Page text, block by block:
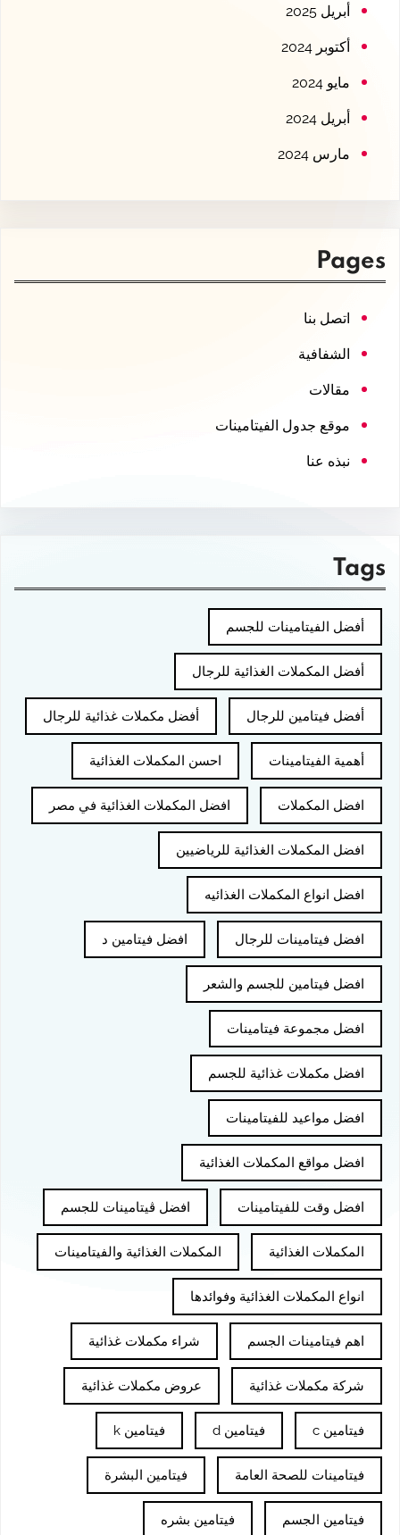
أبريل 2025
أكتوبر 2024
مايو 2024
أبريل 2024
مارس 2024
Pages
اتصل بنا
الشفافية
مقالات
موقع جدول الفيتامينات
نبذه عنا
Tags
أفضل الفيتامينات للجسم
أفضل المكملات الغذائية للرجال
أفضل فيتامين للرجال أفضل مكملات غذائية للرجال
أهمية الفيتامينات احسن المكملات الغذائية
افضل المكملات افضل المكملات الغذائية في مصر
افضل المكملات الغذائية للرياضيين
افضل انواع المكملات الغذائيه
افضل فيتامينات للرجال افضل فيتامين د
افضل فيتامين للجسم والشعر
افضل مجموعة فيتامينات
افضل مكملات غذائية للجسم
افضل مواعيد للفيتامينات
افضل مواقع المكملات الغذائية
افضل وقت للفيتامينات افضل ڤيتامينات للجسم
المكملات الغذائية المكملات الغذائية والفيتامينات
انواع المكملات الغذائية وفوائدها
اهم فيتامينات الجسم شراء مكملات غذائية
شركة مكملات غذائية عروض مكملات غذائية
فيتامين c فيتامين d فيتامين k
فيتامينات للصحة العامة فيتامين البشرة
فيتامين الجسم فيتامين بشره